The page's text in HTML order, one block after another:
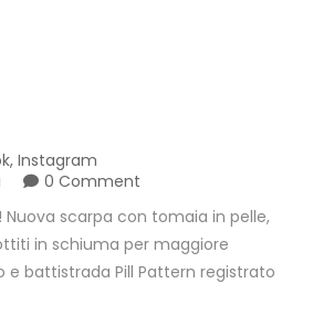
, Instagram
0 Comment
Nuova scarpa con tomaia in pelle,
in schiuma per maggiore
battistrada Pill Pattern registrato